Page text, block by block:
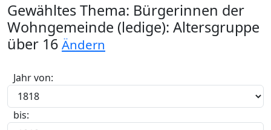
Gewähltes Thema: Bürgerinnen der
Wohngemeinde (ledige): Altersgruppe
über 16 Ändern
Jahr von:
bis: